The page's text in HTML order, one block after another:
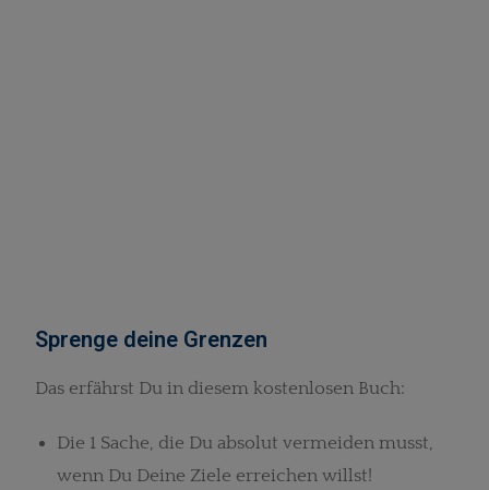
Sprenge deine Grenzen
Das erfährst Du in diesem kostenlosen Buch:
Die 1 Sache, die Du absolut vermeiden musst,
wenn Du Deine Ziele erreichen willst!